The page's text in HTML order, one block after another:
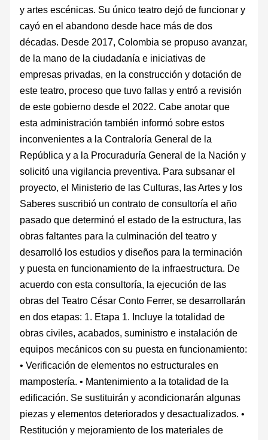
y artes escénicas. Su único teatro dejó de funcionar y
cayó en el abandono desde hace más de dos
décadas. Desde 2017, Colombia se propuso avanzar,
de la mano de la ciudadanía e iniciativas de
empresas privadas, en la construcción y dotación de
este teatro, proceso que tuvo fallas y entró a revisión
de este gobierno desde el 2022. Cabe anotar que
esta administración también informó sobre estos
inconvenientes a la Contraloría General de la
República y a la Procuraduría General de la Nación y
solicitó una vigilancia preventiva. Para subsanar el
proyecto, el Ministerio de las Culturas, las Artes y los
Saberes suscribió un contrato de consultoría el año
pasado que determinó el estado de la estructura, las
obras faltantes para la culminación del teatro y
desarrolló los estudios y diseños para la terminación
y puesta en funcionamiento de la infraestructura. De
acuerdo con esta consultoría, la ejecución de las
obras del Teatro César Conto Ferrer, se desarrollarán
en dos etapas: 1. Etapa 1. Incluye la totalidad de
obras civiles, acabados, suministro e instalación de
equipos mecánicos con su puesta en funcionamiento:
• Verificación de elementos no estructurales en
mampostería. • Mantenimiento a la totalidad de la
edificación. Se sustituirán y acondicionarán algunas
piezas y elementos deteriorados y desactualizados. •
Restitución y mejoramiento de los materiales de